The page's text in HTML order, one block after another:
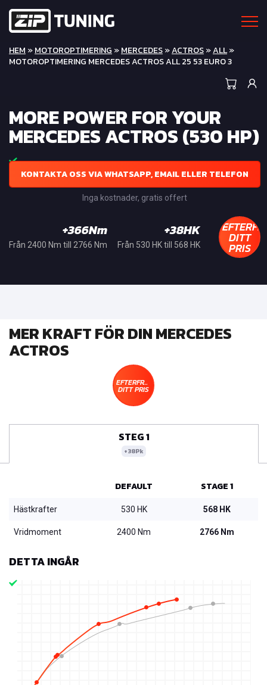
HEM »MOTOROPTIMERING »MERCEDES»ACTROS»ALL»
MOTOROPTIMERING MERCEDES ACTROS ALL 25 53 EURO 3
MORE POWER FOR YOUR
MERCEDES ACTROS (530 HP)
KONTAKTA OSS VIA WHATSAPP, EMAIL ELLER TELEFON
Inga kostnader, gratis offert
+366Nm
Från 2400 Nm till 2766 Nm
+38HK
Från 530 HK till 568 HK DITT
PRIS
MER KRAFT FÖR DIN MERCEDES
ACTROS
EFTERFRÅGA
DITT PRIS
STEG 1
+38Pk
DEFAULT STAGE 1
Hästkrafter 530 HK 568 HK
Vridmoment 2400 Nm 2766 Nm
DETTA INGÅR